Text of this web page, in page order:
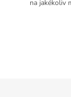
na jakékoliv